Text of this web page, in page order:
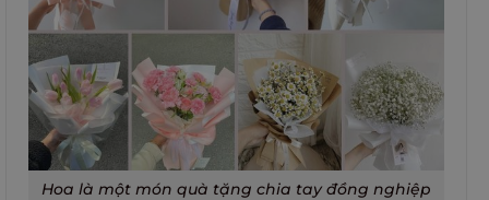
Hoa là một món quà tặng chia tay đồng nghiệp